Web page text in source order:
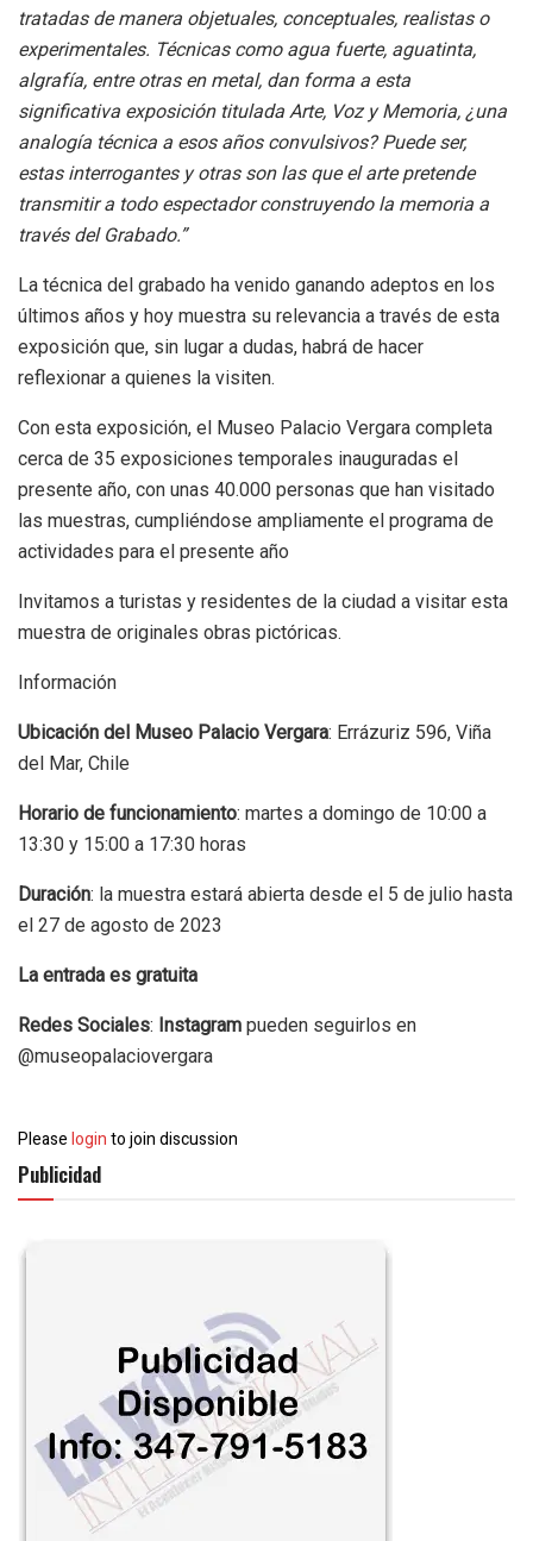
tratadas de manera objetuales, conceptuales, realistas o
experimentales. Técnicas como agua fuerte, aguatinta,
algrafía, entre otras en metal, dan forma a esta
significativa exposición titulada Arte, Voz y Memoria, ¿una
analogía técnica a esos años convulsivos? Puede ser,
estas interrogantes y otras son las que el arte pretende
transmitir a todo espectador construyendo la memoria a
través del Grabado.”
La técnica del grabado ha venido ganando adeptos en los
últimos años y hoy muestra su relevancia a través de esta
exposición que, sin lugar a dudas, habrá de hacer
reflexionar a quienes la visiten.
Con esta exposición, el Museo Palacio Vergara completa
cerca de 35 exposiciones temporales inauguradas el
presente año, con unas 40.000 personas que han visitado
las muestras, cumpliéndose ampliamente el programa de
actividades para el presente año
Invitamos a turistas y residentes de la ciudad a visitar esta
muestra de originales obras pictóricas.
Información
Ubicación del Museo Palacio Vergara: Errázuriz 596, Viña
del Mar, Chile
Horario de funcionamiento: martes a domingo de 10:00 a
13:30 y 15:00 a 17:30 horas
Duración: la muestra estará abierta desde el 5 de julio hasta
el 27 de agosto de 2023
La entrada es gratuita
Redes Sociales: Instagram pueden seguirlos en
@museopalaciovergara
Pleaseloginto join discussion
Publicidad